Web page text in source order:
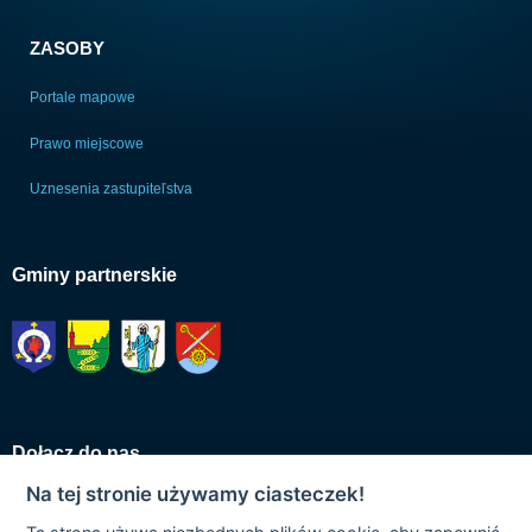
ZASOBY
Portale mapowe
Prawo miejscowe
Uznesenia zastupiteľstva
Gminy partnerskie
Dołącz do nas
Na tej stronie używamy ciasteczek!